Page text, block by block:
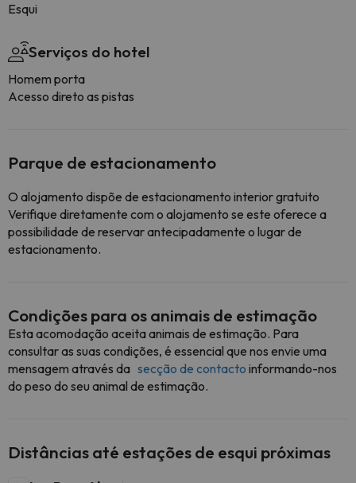
Esqui
Serviços do hotel
Homem porta
Acesso direto as pistas
Parque de estacionamento
O alojamento dispõe de estacionamento interior gratuito
Verifique diretamente com o alojamento se este oferece a
possibilidade de reservar antecipadamente o lugar de
estacionamento.
Condições para os animais de estimação
Esta acomodação aceita animais de estimação. Para
consultar as suas condições, é essencial que nos envie uma
mensagem através da secção de contacto informando-nos
do peso do seu animal de estimação.
Distâncias até estações de esqui próximas